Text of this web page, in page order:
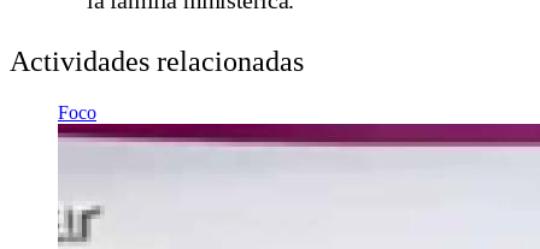
Actividades relacionadas
Foco